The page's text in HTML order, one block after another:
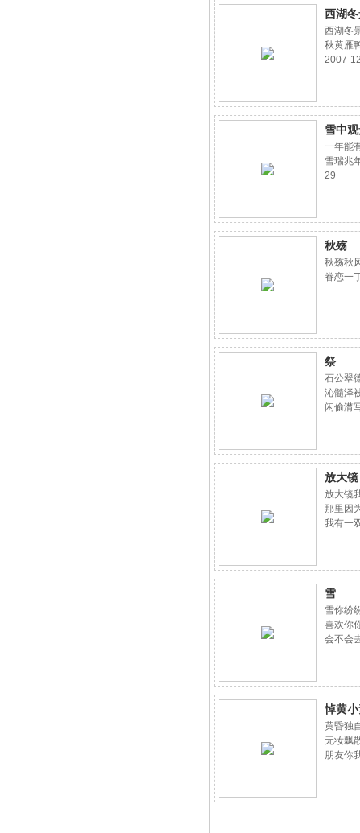
西湖
西湖冬
秋黄雁
2007-
雪中
一年能
雪瑞兆
29
秋殇
秋殇秋
眷恋一
祭
石公翠
沁髓泽
闲偷潸
放大镜
放大镜
那里因
我有一
为了挽
成了平
为了理
情我的
渐老去
美好已
离去我
雪
雪你纷
喜欢你
会不会
跨越着
人同流
来了冰
你的愿
悼黄
黄昏独
无妆飘
朋友你